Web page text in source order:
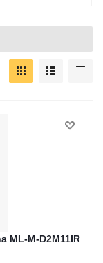
ML-M-D2M11IR